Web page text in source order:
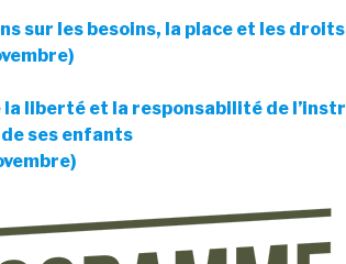
sur les besoins, la place et les
la liberté et la responsabilité de
ses enfants